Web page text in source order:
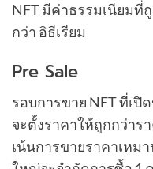
NFT มีค่าธรรมเนียมที่
กว่า อิธีเรียม
Pre Sale
รอบการขาย NFT ที่เ
จะตั้งราคาให้ถูกกว่าร
เน้นการขายราคาเหม